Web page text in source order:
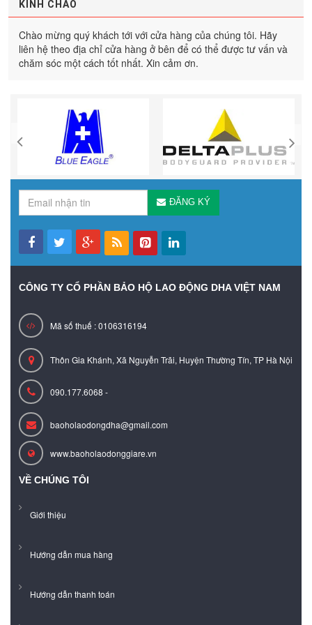
KÍNH CHÀO
Chào mừng quý khách tới với cửa hàng của chúng tôi. Hãy
liên hệ theo địa chỉ cửa hàng ở bên để có thể được tư vấn và
chăm sóc một cách tốt nhất. Xin cảm ơn.
ĐĂNG KÝ
CÔNG TY CỔ PHẦN BẢO HỘ LAO ĐỘNG DHA VIỆT NAM
Mã số thuế : 0106316194
Thôn Gia Khánh, Xã Nguyễn Trãi, Huyện Thường Tín, TP Hà Nội
090.177.6068 -
baoholaodongdha@gmail.com
www.baoholaodonggiare.vn
VỀ CHÚNG TÔI
Giới thiệu
Hướng dẫn mua hàng
Hướng dẫn thanh toán